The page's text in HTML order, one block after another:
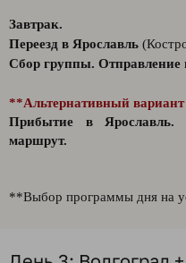
Завтрак.
Переезд в Ярославль
Сбор группы. Отправление
**Альтернативный
Прибытие в Ярославль.
маршрут.
**Выбор программы дня на